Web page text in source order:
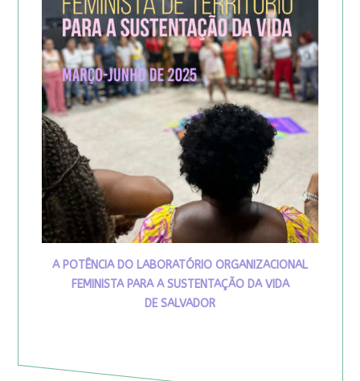
A POTÊNCIA DO LABORATÓRIO ORGANIZACIONAL
FEMINISTA PARA A SUSTENTAÇÃO DA VIDA
DE SALVADOR